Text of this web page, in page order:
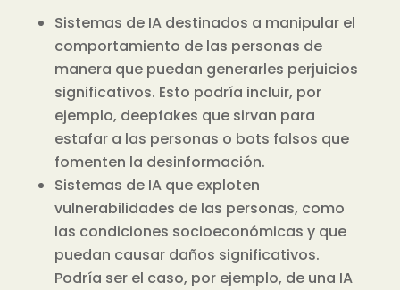
Sistemas de IA destinados a manipular el
comportamiento de las personas de
manera que puedan generarles perjuicios
significativos. Esto podría incluir, por
ejemplo, deepfakes que sirvan para
estafar a las personas o bots falsos que
fomenten la desinformación.
Sistemas de IA que exploten
vulnerabilidades de las personas, como
las condiciones socioeconómicas y que
puedan causar daños significativos.
Podría ser el caso, por ejemplo, de una IA